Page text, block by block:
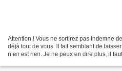
Attention ! Vous ne sortirez pas indemne
déjà tout de vous. Il fait semblant de
n’en est rien. Je ne peux en dire plus, il